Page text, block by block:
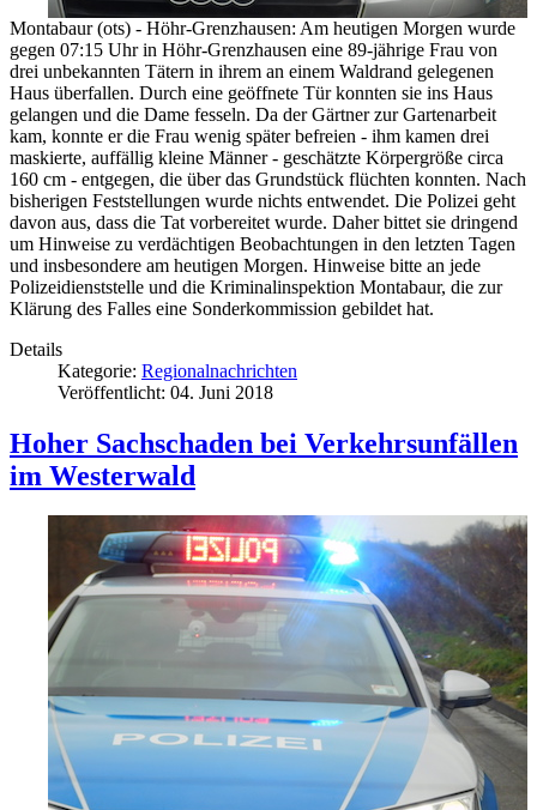
Montabaur (ots) - Höhr-Grenzhausen: Am heutigen Morgen wurde
gegen 07:15 Uhr in Höhr-Grenzhausen eine 89-jährige Frau von
drei unbekannten Tätern in ihrem an einem Waldrand gelegenen
Haus überfallen. Durch eine geöffnete Tür konnten sie ins Haus
gelangen und die Dame fesseln. Da der Gärtner zur Gartenarbeit
kam, konnte er die Frau wenig später befreien - ihm kamen drei
maskierte, auffällig kleine Männer - geschätzte Körpergröße circa
160 cm - entgegen, die über das Grundstück flüchten konnten. Nach
bisherigen Feststellungen wurde nichts entwendet. Die Polizei geht
davon aus, dass die Tat vorbereitet wurde. Daher bittet sie dringend
um Hinweise zu verdächtigen Beobachtungen in den letzten Tagen
und insbesondere am heutigen Morgen. Hinweise bitte an jede
Polizeidienststelle und die Kriminalinspektion Montabaur, die zur
Klärung des Falles eine Sonderkommission gebildet hat.
Details
Kategorie: Regionalnachrichten
Veröffentlicht: 04. Juni 2018
Hoher Sachschaden bei Verkehrsunfällen
im Westerwald